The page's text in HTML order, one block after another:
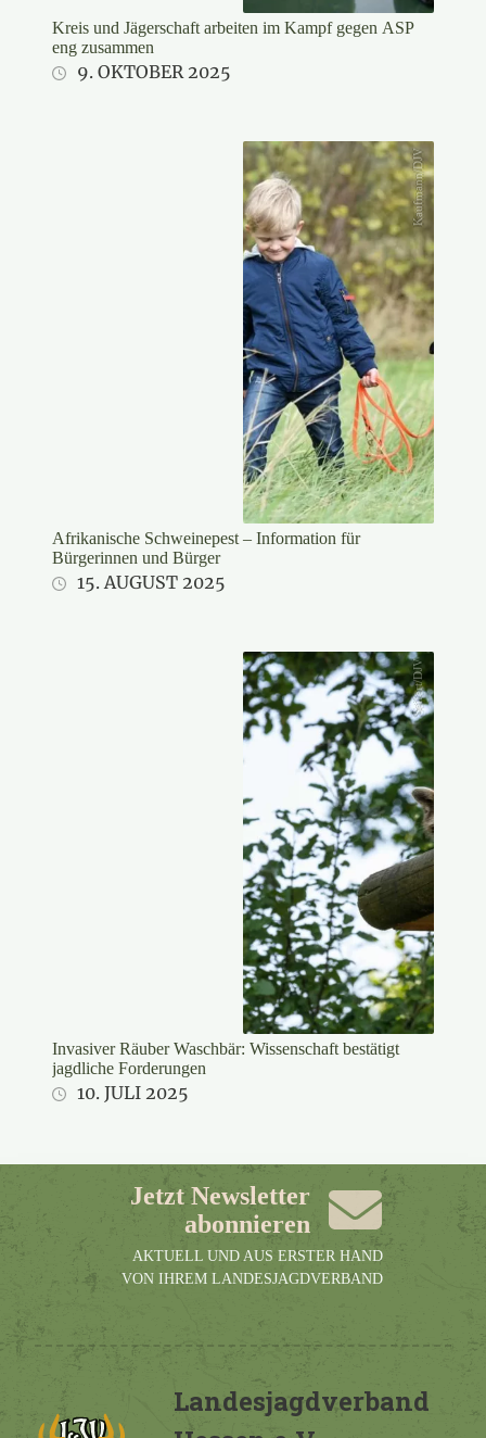
Kreis und Jägerschaft arbeiten im Kampf gegen ASP
eng zusammen
9. OKTOBER 2025
Kaufmann/DJV
Afrikanische Schweinepest – Information für
Bürgerinnen und Bürger
15. AUGUST 2025
Seifert/DJV
Invasiver Räuber Waschbär: Wissenschaft bestätigt
jagdliche Forderungen
10. JULI 2025
Jetzt Newsletter
abonnieren
AKTUELL UND AUS ERSTER HAND
VON IHREM LANDESJAGDVERBAND
Landesjagdverband